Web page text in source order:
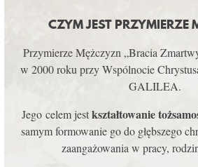
KURSY SNE
KONTAKT
CZYM JEST PRZYMIERZE
Przymierze Mężczyzn „Bracia
w 2000 roku przy Wspólnocie
GALILEA.
Jego celem jestkształtowanie
samym formowanie go do głębszego
zaangażowania w pracy,